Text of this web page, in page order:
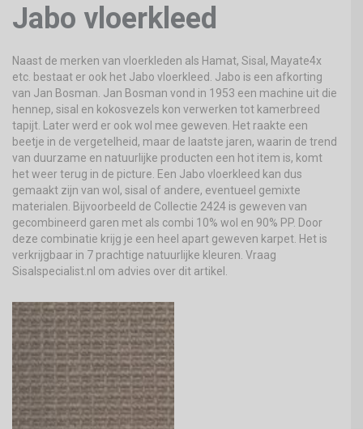
Jabo vloerkleed
Naast de merken van vloerkleden als Hamat, Sisal, Mayate4x
etc. bestaat er ook het Jabo vloerkleed. Jabo is een afkorting
van Jan Bosman. Jan Bosman vond in 1953 een machine uit die
hennep, sisal en kokosvezels kon verwerken tot kamerbreed
tapijt. Later werd er ook wol mee geweven. Het raakte een
beetje in de vergetelheid, maar de laatste jaren, waarin de trend
van duurzame en natuurlijke producten een hot item is, komt
het weer terug in de picture. Een Jabo vloerkleed kan dus
gemaakt zijn van wol, sisal of andere, eventueel gemixte
materialen. Bijvoorbeeld de Collectie 2424 is geweven van
gecombineerd garen met als combi 10% wol en 90% PP. Door
deze combinatie krijg je een heel apart geweven karpet. Het is
verkrijgbaar in 7 prachtige natuurlijke kleuren. Vraag
Sisalspecialist.nl om advies over dit artikel.